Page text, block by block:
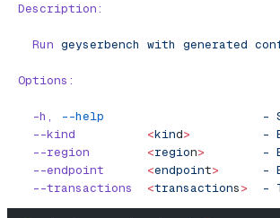
Description:
  Run
geyserbench with generated
Options:
  -h,
--help
                      -
  --kind
          <
kind>
          -
  --region
        <
region>
        -
  --endpoint
      <
endpoint>
      -
  --transactions
  <
transactions>
  -